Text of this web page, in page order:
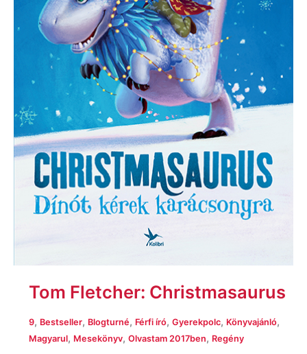
Tom Fletcher: Christmasaurus
9, Bestseller, Blogturné, Férfi író, Gyerekpolc, Könyvajánló,
Magyarul, Mesekönyv, Olvastam 2017ben, Regény